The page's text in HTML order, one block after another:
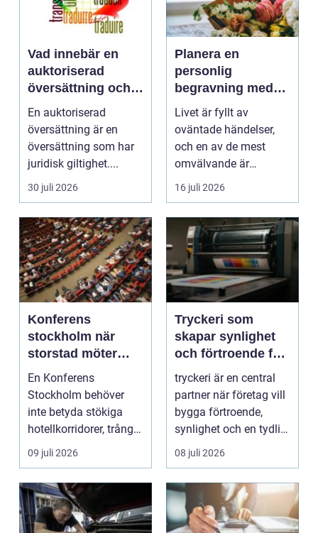
Vad innebär en
auktoriserad
översättning och
när behövs den?
En auktoriserad
översättning är en
översättning som har
juridisk giltighet....
30 juli 2026
Planera en
personlig
begravning med
hjälp av en
begravningsbyrå
Livet är fyllt av
oväntade händelser,
och en av de mest
omvälvande är
n&aum...
16 juli 2026
Konferens
stockholm när
storstad möter
rofylld landsbygd
En Konferens
Stockholm behöver
inte betyda stökiga
hotellkorridorer, trånga
mötesrum och brus
09 juli 2026
Tryckeri som
skapar synlighet
och förtroende för
ditt företag
tryckeri är en central
partner när företag vill
bygga förtroende,
synlighet och en tydlig
profil i a...
08 juli 2026